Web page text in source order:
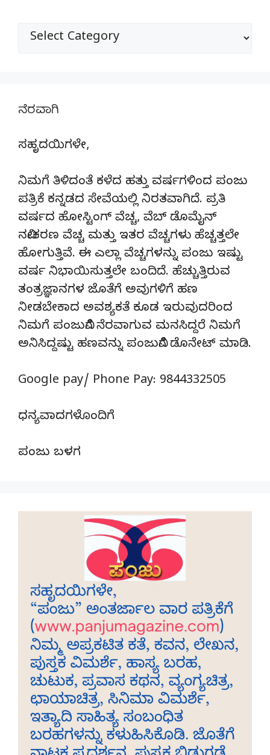
ವಿಭಾಗಗಳು
ನೆರವಾಗಿ
ಸಹೃದಯಿಗಳೇ,
ನಿಮಗೆ ತಿಳಿದಂತೆ ಕಳೆದ ಹತ್ತು ವರ್ಷಗಳಿಂದ ಪಂಜು
ಪತ್ರಿಕೆ ಕನ್ನಡದ ಸೇವೆಯಲ್ಲಿ ನಿರತವಾಗಿದೆ. ಪ್ರತಿ
ವರ್ಷದ ಹೋಸ್ಟಿಂಗ್‌ ವೆಚ್ಚ, ವೆಬ್‌ ಡೊಮೈನ್‌
ನವೀಕರಣ ವೆಚ್ಚ ಮತ್ತು ಇತರ ವೆಚ್ಚಗಳು ಹೆಚ್ಚತ್ತಲೇ
ಹೋಗುತ್ತಿವೆ. ಈ ಎಲ್ಲಾ ವೆಚ್ಚಗಳನ್ನು ಪಂಜು ಇಷ್ಟು
ವರ್ಷ ನಿಭಾಯಿಸುತ್ತಲೇ ಬಂದಿದೆ. ಹೆಚ್ಚುತ್ತಿರುವ
ತಂತ್ರಜ್ಞಾನಗಳ ಜೊತೆಗೆ ಅವುಗಳಿಗೆ ಹಣ
ನೀಡಬೇಕಾದ ಅವಶ್ಯಕತೆ ಕೂಡ ಇರುವುದರಿಂದ
ನಿಮಗೆ ಪಂಜುವಿಗೆ ನೆರವಾಗುವ ಮನಸಿದ್ದರೆ ನಿಮಗೆ
ಅನಿಸಿದ್ದಷ್ಟು ಹಣವನ್ನು ಪಂಜುವಿಗೆ ಡೊನೇಟ್‌ ಮಾಡಿ.
Google pay/ Phone Pay: 9844332505
ಧನ್ಯವಾದಗಳೊಂದಿಗೆ
ಪಂಜು ಬಳಗ